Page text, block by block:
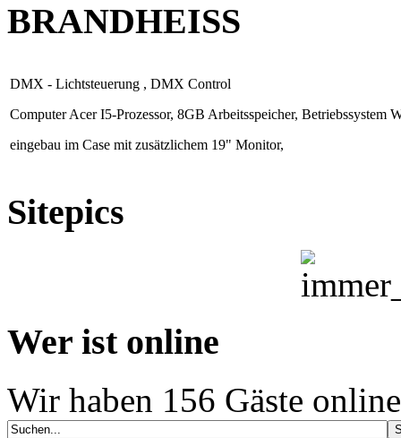
BRANDHEISS
DMX - Lichtsteuerung , DMX Control
Computer Acer I5-Prozessor, 8GB Arbeitsspeicher, Betriebssystem
eingebau im Case mit zusätzlichem 19" Monitor,
Sitepics
Wer ist online
Wir haben 156 Gäste online